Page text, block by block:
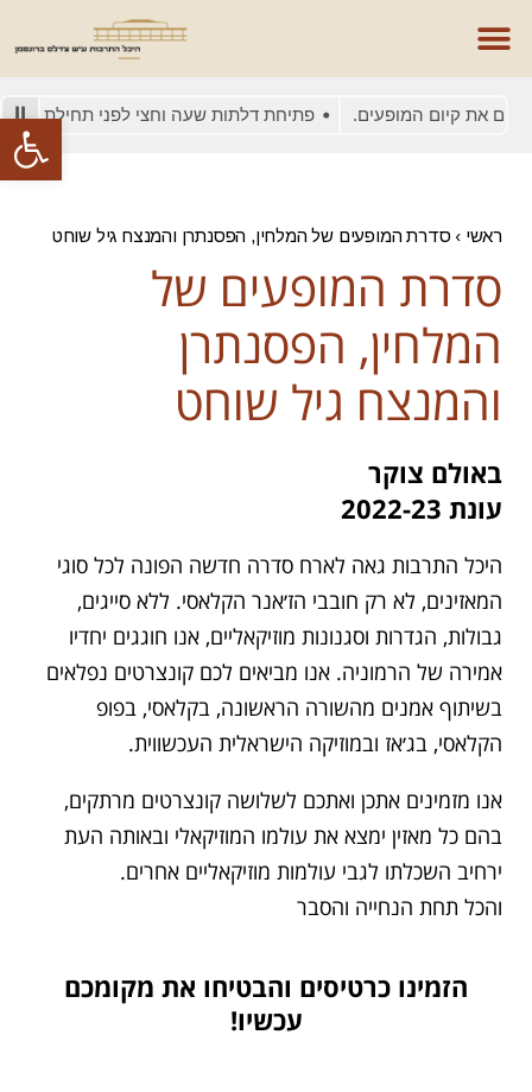
פתח את קיום המופעים. פתיחת דלתות שעה וחצי לפני תחילת המופע
ראשי › סדרת המופעים של המלחין, הפסנתרן והמנצח גיל שוחט
סדרת המופעים של
המלחין, הפסנתרן
והמנצח גיל שוחט
באולם צוקר
עונת 2022-23
היכל התרבות גאה לארח סדרה חדשה הפונה לכל סוגי
המאזינים, לא רק חובבי הז׳אנר הקלאסי. ללא סייגים,
גבולות, הגדרות וסגנונות מוזיקאליים, אנו חוגגים יחדיו
אמירה של הרמוניה. אנו מביאים לכם קונצרטים נפלאים
בשיתוף אמנים מהשורה הראשונה, בקלאסי, בפופ
הקלאסי, בג׳אז ובמוזיקה הישראלית העכשווית.
אנו מזמינים אתכן ואתכם לשלושה קונצרטים מרתקים,
בהם כל מאזין ימצא את עולמו המוזיקאלי ובאותה העת
ירחיב השכלתו לגבי עולמות מוזיקאליים אחרים.
והכל תחת הנחייה והסבר
הזמינו כרטיסים והבטיחו את מקומכם
עכשיו!